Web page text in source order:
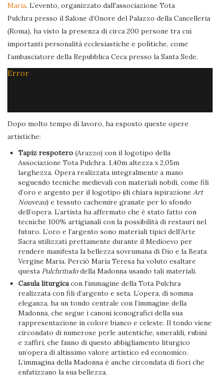
Maria. L’evento, organizzato dall'associazione Tota
Pulchra presso il Salone d’Onore del Palazzo della Cancelleria
(Roma), ha visto la presenza di circa 200 persone tra cui
importanti personalità ecclesiastiche e politiche, come
l’ambasciatore della Repubblica Ceca presso la Santa Sede.
Error
Dopo molto tempo di lavoro, ha esposto queste opere
artistiche:
Tapiz respotero (Arazzo) con il logotipo della
Associazione Tota Pulchra. 1,40m altezza x 2,05m
larghezza. Opera realizzata integralmente a mano
seguendo tecniche medievali con materiali nobili, come fili
d’oro e argento per il logotipo (di chiara ispirazioneArt
Nouveau) e tessuto cachemire granate per lo sfondo
dell’opera. L’artista ha affermato che è stato fatto con
tecniche 100% artigianali con la possibilità di restauri nel
futuro. L’oro e l’argento sono materiali tipici dell’Arte
Sacra utilizzati prettamente durante il Medioevo per
rendere manifesta la bellezza sovrumana di Dio e la Beata
Vergine Maria. Perciò María Teresa ha voluto esaltare
questa Pulchritudodella Madonna usando tali materiali.
Casula liturgicacon l’immagine della Tota Pulchra
realizzata con fili d’argento e seta. L’opera, di somma
eleganza, ha un tondo centrale con l’immagine della
Madonna, che segue i canoni iconografici della sua
rappresentazione in colore bianco e celeste. Il tondo viene
circondato di numerose perle autentiche, smeraldi, rubini
e zaffiri, che fanno di questo abbigliamento liturgico
un’opera di altissimo valore artistico ed economico.
L’immagina della Madonna è anche circondata di fiori che
enfatizzano la sua bellezza.